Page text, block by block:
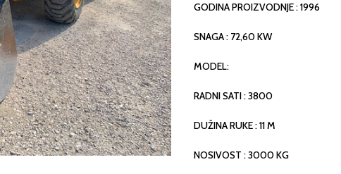
GODINA PROIZVODNJE : 1996
SNAGA : 72,60 KW
MODEL:
RADNI SATI : 3800
DUŽINA RUKE : 11 M
NOSIVOST : 3000 KG